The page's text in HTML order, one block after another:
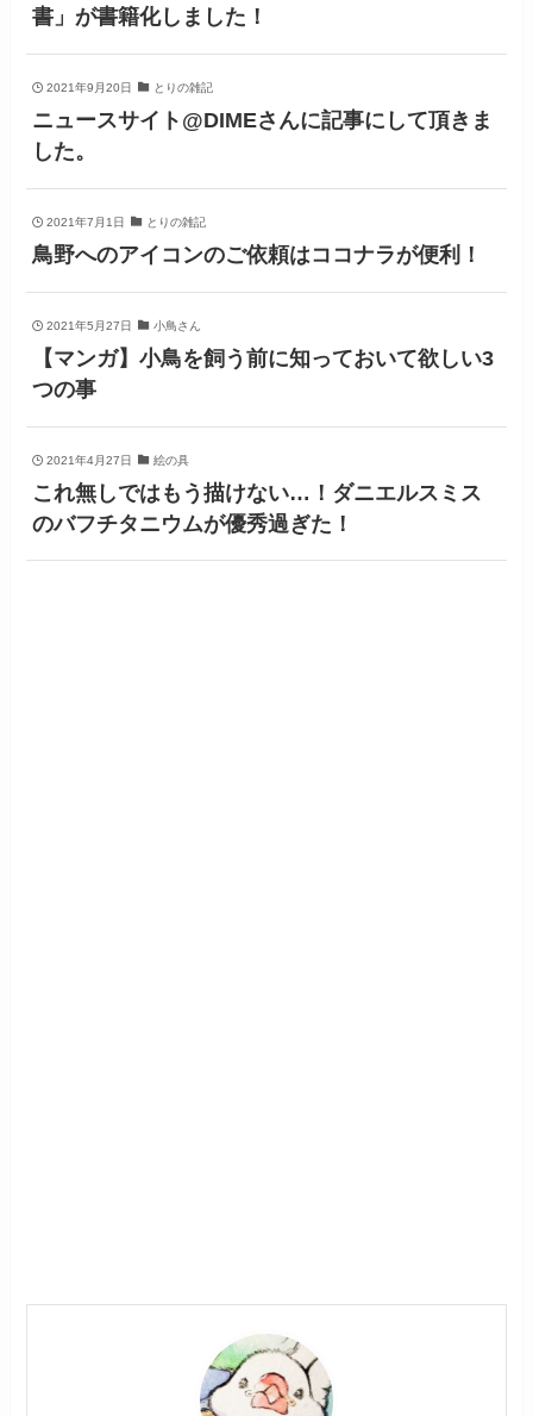
書」が書籍化しました！
2021年9月20日 とりの雑記
ニュースサイト@DIMEさんに記事にして頂きま
した。
2021年7月1日 とりの雑記
鳥野へのアイコンのご依頼はココナラが便利！
2021年5月27日 小鳥さん
【マンガ】小鳥を飼う前に知っておいて欲しい3
つの事
2021年4月27日 絵の具
これ無しではもう描けない…！ダニエルスミス
のバフチタニウムが優秀過ぎた！